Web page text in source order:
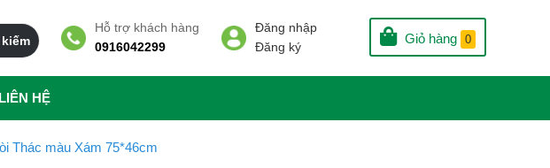
Giỏ hàng 0
Đăng nhập
Đăng ký
Hỗ trợ khách hàng
0916042299
LIÊN HỆ
Thác màu Xám 75*46cm